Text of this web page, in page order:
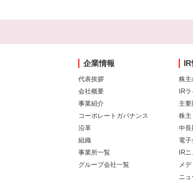
企業情報
代表挨拶
会社概要
事業紹介
コーポレートガバナンス
沿革
組織
事業所一覧
グループ会社一覧
株主
IR
主
株主
中長
電
IR
メ
ニ